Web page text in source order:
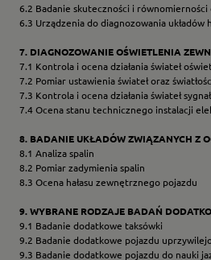
6.2 Badanie skuteczności i równomierności
6.3 Urządzenia do diagnozowania układów
7. DIAGNOZOWANIE OŚWIETLENIA
7.1 Kontrola i ocena działania świateł
7.2 Pomiar ustawienia świateł oraz
7.3 Kontrola i ocena działania świateł
7.4 Ocena stanu technicznego instalacji
8. BADANIE UKŁADÓW ZWIĄZANYCH Z
8.1 Analiza spalin
8.2 Pomiar zadymienia spalin
8.3 Ocena hałasu zewnętrznego pojazdu
9. WYBRANE RODZAJE BADAŃ
9.1 Badanie dodatkowe taksówki
9.2 Badanie dodatkowe pojazdu
9.3 Badanie dodatkowe pojazdu do nauki